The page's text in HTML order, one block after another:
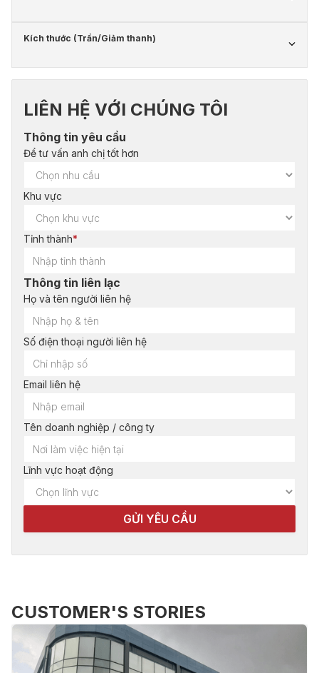
Kích thước (Trần/Giảm thanh)
LIÊN HỆ VỚI CHÚNG TÔI
Thông tin yêu cầu
Để tư vấn anh chị tốt hơn
Khu vực
Tỉnh thành*
Thông tin liên lạc
Họ và tên người liên hệ
Số điện thoại người liên hệ
Email liên hệ
Tên doanh nghiệp / công ty
Lĩnh vực hoạt động
CUSTOMER'S STORIES